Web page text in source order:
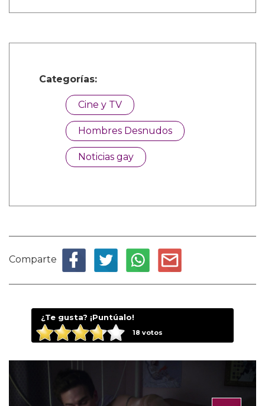
Categorías:
Cine y TV
Hombres Desnudos
Noticias gay
Comparte
¿Te gusta? ¡Puntúalo!
18 votos